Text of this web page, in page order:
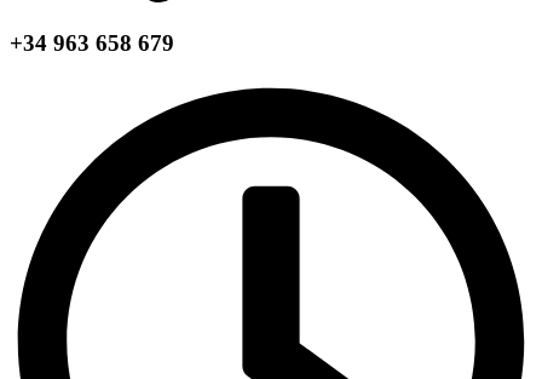
+34 963 658 679